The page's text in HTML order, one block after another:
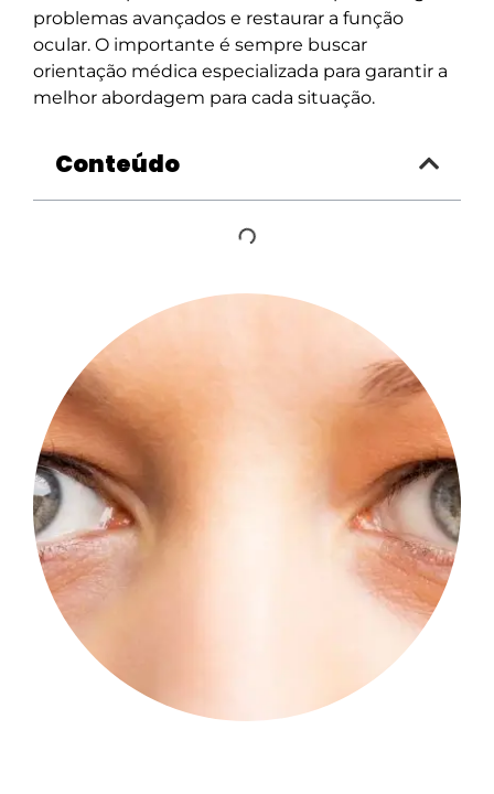
problemas avançados e restaurar a função
ocular. O importante é sempre buscar
orientação médica especializada para garantir a
melhor abordagem para cada situação.
Conteúdo